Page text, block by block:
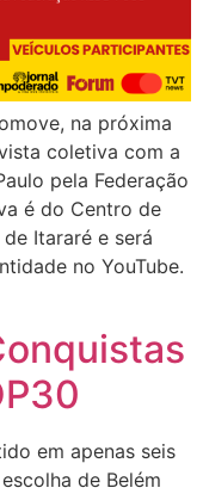
na próxima
coletiva com a
pela Federação
é do Centro de
Itararé e será
no YouTube.
em apenas seis
de Belém